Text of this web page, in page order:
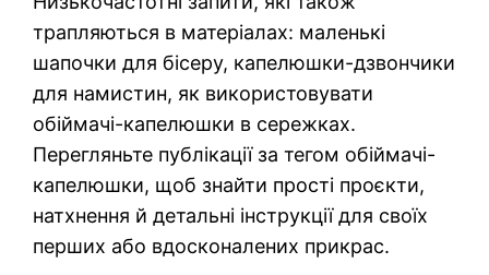
трапляються в матеріалах: маленькі
шапочки для бісеру, капелюшки-дзвончики
для намистин, як використовувати
обіймачі-капелюшки в сережках.
Перегляньте публікації за тегом обіймачі-
капелюшки, щоб знайти прості проєкти,
натхнення й детальні інструкції для своїх
перших або вдосконалених прикрас.